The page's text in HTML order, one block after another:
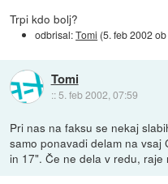
Trpi kdo bolj?
odbrisal:Tomi (5. feb 2002
Tomi
:: 5. feb 2002, 07:59
Pri nas na faksu se nekaj
samo ponavadi delam na vsaj
in 17". Če ne dela v redu, raje